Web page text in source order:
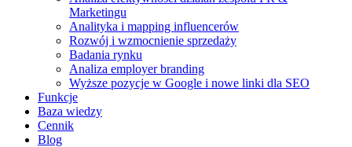
Marketingu
Analityka i mapping influencerów
Rozwój i wzmocnienie sprzedaży
Badania rynku
Analiza employer branding
Wyższe pozycje w Google i nowe linki dla SEO
Funkcje
Baza wiedzy
Cennik
Blog